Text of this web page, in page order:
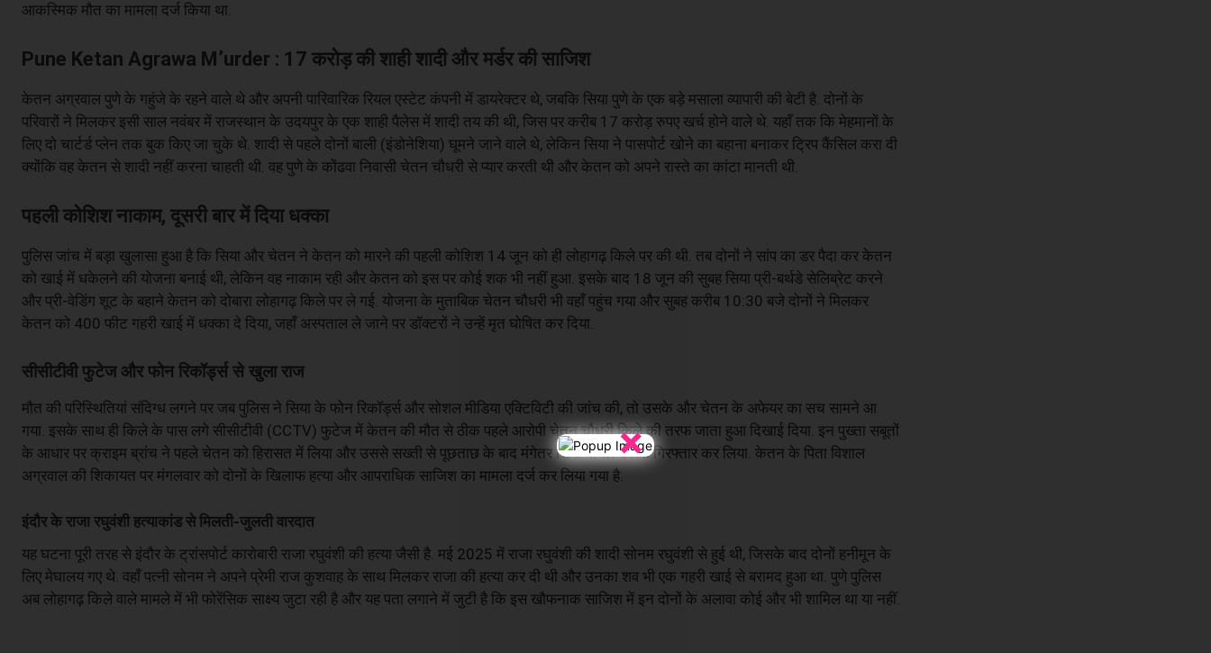
×
आकस्मिक मौत का मामला दर्ज किया था.
Pune Ketan Agrawa M’urder : 17 करोड़ की शाही शादी और मर्डर की साजिश
केतन अग्रवाल पुणे के गहुंजे के रहने वाले थे और अपनी पारिवारिक रियल एस्टेट कंपनी में डायरेक्टर थे, जबकि सिया पुणे के एक बड़े मसाला व्यापारी की बेटी है. दोनों के
परिवारों ने मिलकर इसी साल नवंबर में राजस्थान के उदयपुर के एक शाही पैलेस में शादी तय की थी, जिस पर करीब 17 करोड़ रुपए खर्च होने वाले थे. यहाँ तक कि मेहमानों के
लिए दो चार्टर्ड प्लेन तक बुक किए जा चुके थे. शादी से पहले दोनों बाली (इंडोनेशिया) घूमने जाने वाले थे, लेकिन सिया ने पासपोर्ट खोने का बहाना बनाकर ट्रिप कैंसिल करा दी
क्योंकि वह केतन से शादी नहीं करना चाहती थी. वह पुणे के कोंढवा निवासी चेतन चौधरी से प्यार करती थी और केतन को अपने रास्ते का कांटा मानती थी.
पहली कोशिश नाकाम, दूसरी बार में दिया धक्का
पुलिस जांच में बड़ा खुलासा हुआ है कि सिया और चेतन ने केतन को मारने की पहली कोशिश 14 जून को ही लोहागढ़ किले पर की थी. तब दोनों ने सांप का डर पैदा कर केतन
को खाई में धकेलने की योजना बनाई थी, लेकिन वह नाकाम रही और केतन को इस पर कोई शक भी नहीं हुआ. इसके बाद 18 जून की सुबह सिया प्री-बर्थडे सेलिब्रेट करने
और प्री-वेडिंग शूट के बहाने केतन को दोबारा लोहागढ़ किले पर ले गई. योजना के मुताबिक चेतन चौधरी भी वहाँ पहुंच गया और सुबह करीब 10:30 बजे दोनों ने मिलकर
केतन को 400 फीट गहरी खाई में धक्का दे दिया, जहाँ अस्पताल ले जाने पर डॉक्टरों ने उन्हें मृत घोषित कर दिया.
सीसीटीवी फुटेज और फोन रिकॉर्ड्स से खुला राज
मौत की परिस्थितियां संदिग्ध लगने पर जब पुलिस ने सिया के फोन रिकॉर्ड्स और सोशल मीडिया एक्टिविटी की जांच की, तो उसके और चेतन के अफेयर का सच सामने आ
गया. इसके साथ ही किले के पास लगे सीसीटीवी (CCTV) फुटेज में केतन की मौत से ठीक पहले आरोपी चेतन चौधरी किले की तरफ जाता हुआ दिखाई दिया. इन पुख्ता सबूतों
के आधार पर क्राइम ब्रांच ने पहले चेतन को हिरासत में लिया और उससे सख्ती से पूछताछ के बाद मंगेतर सिया गोयल को भी गिरफ्तार कर लिया. केतन के पिता विशाल
अग्रवाल की शिकायत पर मंगलवार को दोनों के खिलाफ हत्या और आपराधिक साजिश का मामला दर्ज कर लिया गया है.
इंदौर के राजा रघुवंशी हत्याकांड से मिलती-जुलती वारदात
यह घटना पूरी तरह से इंदौर के ट्रांसपोर्ट कारोबारी राजा रघुवंशी की हत्या जैसी है. मई 2025 में राजा रघुवंशी की शादी सोनम रघुवंशी से हुई थी, जिसके बाद दोनों हनीमून के
लिए मेघालय गए थे. वहाँ पत्नी सोनम ने अपने प्रेमी राज कुशवाह के साथ मिलकर राजा की हत्या कर दी थी और उनका शव भी एक गहरी खाई से बरामद हुआ था. पुणे पुलिस
अब लोहागढ़ किले वाले मामले में भी फोरेंसिक साक्ष्य जुटा रही है और यह पता लगाने में जुटी है कि इस खौफनाक साजिश में इन दोनों के अलावा कोई और भी शामिल था या नहीं.